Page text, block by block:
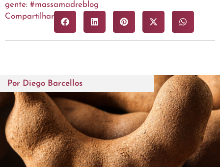
gente: #massamadreblog
Compartilhar
Por Diego Barcellos